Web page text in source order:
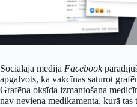
Sociālajā medijā Facebook
apgalvots, ka vakcīnas saturot
Grafēna oksīda izmantošana
nav neviena medikamenta, kurā tas